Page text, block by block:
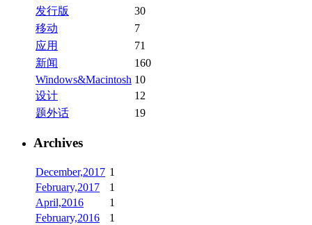
发行版
30
移动
7
应用
71
新闻
160
Windows&Macintosh 10
设计
12
题外话
19
Archives
December,2017 1
February,2017
1
April,2016
1
February,2016
1